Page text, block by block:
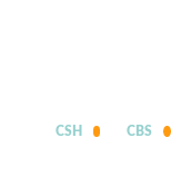
CSH CBS